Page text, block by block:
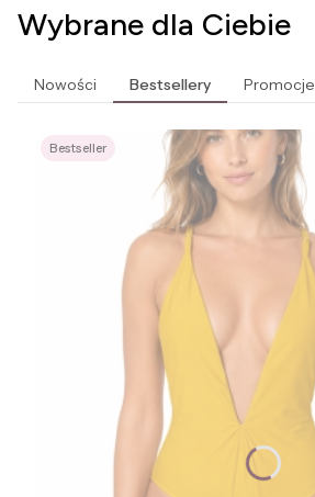
Wybrane dla Ciebie
Nowości Bestsellery Promocje
Bestseller